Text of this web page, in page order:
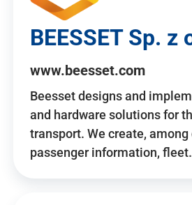
BEESSET Sp. z
www.beesset.com
Beesset designs and
and hardware solutions for
transport. We create,
passenger information,